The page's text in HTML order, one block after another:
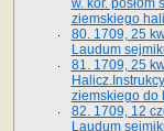
w. kor. posłom
ziemskiego
80. 1709, 25
Laudum
81. 1709, 25
ziemskiego do
82. 1709, 12
Laudum